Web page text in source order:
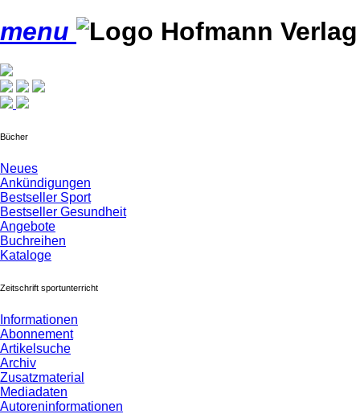
menu
Bücher
Neues
Ankündigungen
Bestseller Sport
Bestseller Gesundheit
Angebote
Buchreihen
Kataloge
Zeitschrift sportunterricht
Informationen
Abonnement
Artikelsuche
Archiv
Zusatzmaterial
Mediadaten
Autoreninformationen